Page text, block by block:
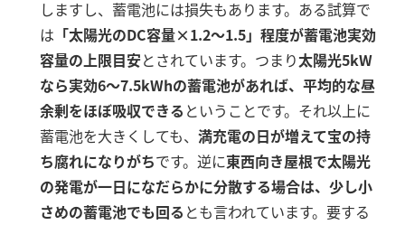
しますし、蓄電池には損失もあります。ある試算で
は 「太陽光のDC容量×1.2～1.5」程度が蓄電池実効
容量の上限目安とされています。つまり太陽光5kW
なら実効6～7.5kWhの蓄電池があれば、平均的な昼
余剰をほぼ吸収できる ということです。それ以上に
蓄電池を大きくしても、 満充電の日が増えて宝の持
ち腐れになりがちです。逆に東西向き屋根で太陽光
の発電が一日になだらかに分散する場合は、少し小
さめの蓄電池でも回る とも言われています。要する